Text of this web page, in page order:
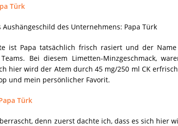
des Unternehmens: Papa Türk
ist Papa tatsächlich frisch rasiert und der
Bei diesem Limetten-Minzgeschmack,
hier wird der Atem durch 45 mg/250 ml CK
und mein persönlicher Favorit.
denn zuerst dachte ich, dass es sich hier